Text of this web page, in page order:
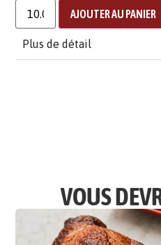
AJOUTER AU PANIER
Plus de détail
VOUS